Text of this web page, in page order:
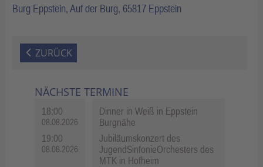
Burg Eppstein, Auf der Burg, 65817 Eppstein
ZURÜCK
NÄCHSTE TERMINE
18:00
08.08.2026
Dinner in Weiß in Eppstein
Burgnähe
19:00
08.08.2026
Jubiläumskonzert des
JugendSinfonieOrchesters des
MTK in Hofheim